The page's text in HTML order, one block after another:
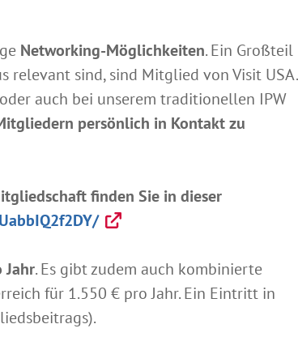
Networking-Möglichkeiten. Ein Großteil
relevant sind, sind Mitglied von Visit USA.
auch bei unserem traditionellen IPW
persönlich in Kontakt zu
finden Sie in dieser
Jahr. Es gibt zudem auch kombinierte
für 1.550 € pro Jahr. Ein Eintritt in